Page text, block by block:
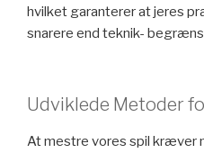
hvilket garanterer at jeres
snarere end teknik-
Udviklede Metoder
At mestre vores spil kræver